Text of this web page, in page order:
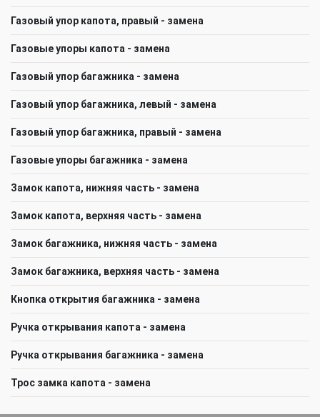
Газовый упор капота, правый - замена
Газовые упоры капота - замена
Газовый упор багажника - замена
Газовый упор багажника, левый - замена
Газовый упор багажника, правый - замена
Газовые упоры багажника - замена
Замок капота, нижняя часть - замена
Замок капота, верхняя часть - замена
Замок багажника, нижняя часть - замена
Замок багажника, верхняя часть - замена
Кнопка открытия багажника - замена
Ручка открывания капота - замена
Ручка открывания багажника - замена
Трос замка капота - замена